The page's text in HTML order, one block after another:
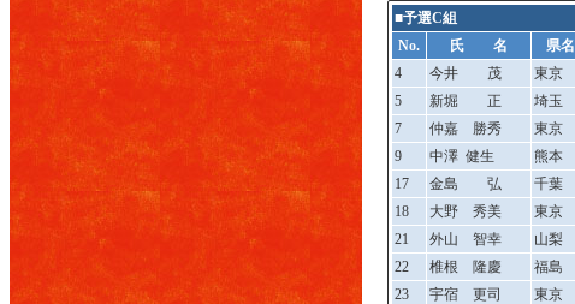
■予選C組
No.
氏 名 県名
4
今井 茂 東京
5
新堀 正 埼玉
7
仲嘉 勝秀 東京
9
中澤 健生 熊本
17
金島 弘 千葉
18
大野 秀美 東京
21
外山 智幸 山梨
22
椎根 隆慶 福島
23
宇宿 更司 東京